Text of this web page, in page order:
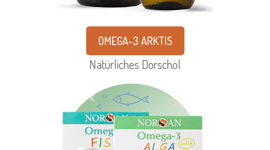
OMEGA-3 ARKTIS
Natürliches Dorschöl